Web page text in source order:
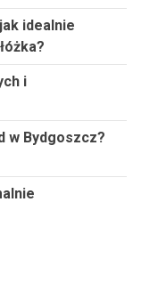
idealnie
i
w Bydgoszcz?